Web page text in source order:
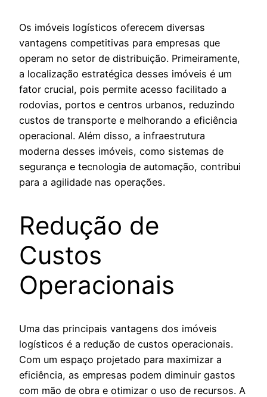
Os imóveis logísticos oferecem diversas
vantagens competitivas para empresas que
operam no setor de distribuição. Primeiramente,
a localização estratégica desses imóveis é um
fator crucial, pois permite acesso facilitado a
rodovias, portos e centros urbanos, reduzindo
custos de transporte e melhorando a eficiência
operacional. Além disso, a infraestrutura
moderna desses imóveis, como sistemas de
segurança e tecnologia de automação, contribui
para a agilidade nas operações.
Redução de
Custos
Operacionais
Uma das principais vantagens dos imóveis
logísticos é a redução de custos operacionais.
Com um espaço projetado para maximizar a
eficiência, as empresas podem diminuir gastos
com mão de obra e otimizar o uso de recursos. A